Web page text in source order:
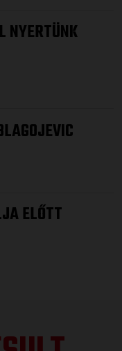
NYERTÜNK
ELŐTT